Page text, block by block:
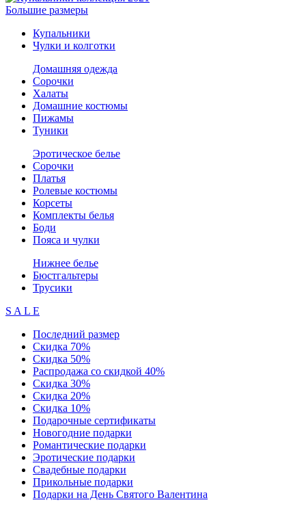
Большие размеры
Купальники
Чулки и колготки
Домашняя одежда
Сорочки
Халаты
Домашние костюмы
Пижамы
Туники
Эротическое белье
Сорочки
Платья
Ролевые костюмы
Корсеты
Комплекты белья
Боди
Пояса и чулки
Нижнее белье
Бюстгальтеры
Трусики
S A L E
Последний размер
Скидка 70%
Скидка 50%
Распродажа со скидкой 40%
Скидка 30%
Скидка 20%
Скидка 10%
Подарочные сертификаты
Новогодние подарки
Романтические подарки
Эротические подарки
Свадебные подарки
Прикольные подарки
Подарки на День Святого Валентина